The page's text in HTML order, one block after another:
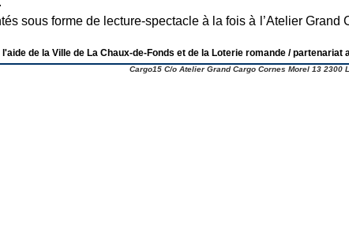
sous forme de lecture-spectacle à la fois à l’Atelier Grand
de la Ville de La Chaux-de-Fonds et de la Loterie romande / partenariat
Cargo15 C/o Atelier Grand Cargo Cornes Morel 13 2300